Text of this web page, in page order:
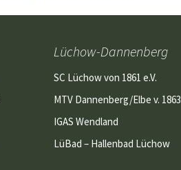
Lüchow-Dannenberg
SC Lüchow von 1861 e.V.
MTV Dannenberg/Elbe v. 1863
IGAS Wendland
LüBad – Hallenbad Lüchow